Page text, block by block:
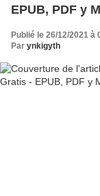
EPUB, PDF y
Publié le 26/12/2021 à
Par ynkigyth